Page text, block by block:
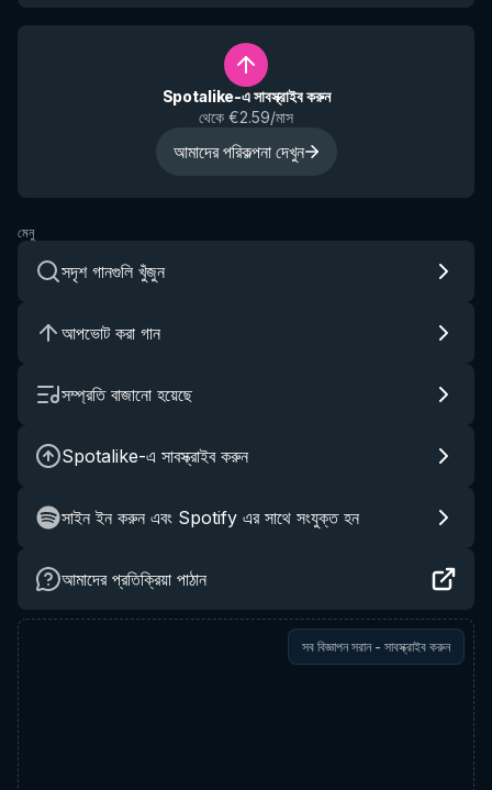
Spotalike-এ সাবস্ক্রাইব করুন
থেকে €2.59/মাস
আমাদের পরিকল্পনা দেখুন
মেনু
সদৃশ গানগুলি খুঁজুন
আপভোট করা গান
সম্প্রতি বাজানো হয়েছে
Spotalike-এ সাবস্ক্রাইব করুন
সাইন ইন করুন এবং Spotify এর সাথে সংযুক্ত হন
আমাদের প্রতিক্রিয়া পাঠান
সব বিজ্ঞাপন সরান - সাবস্ক্রাইব করুন